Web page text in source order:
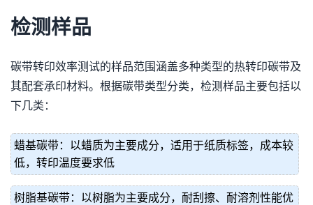
检测样品
碳带转印效率测试的样品范围涵盖多种类型的热转印碳带及
其配套承印材料。根据碳带类型分类，检测样品主要包括以
下几类：
蜡基碳带：以蜡质为主要成分，适用于纸质标签，成本较
低，转印温度要求低
树脂基碳带：以树脂为主要成分，耐刮擦、耐溶剂性能优